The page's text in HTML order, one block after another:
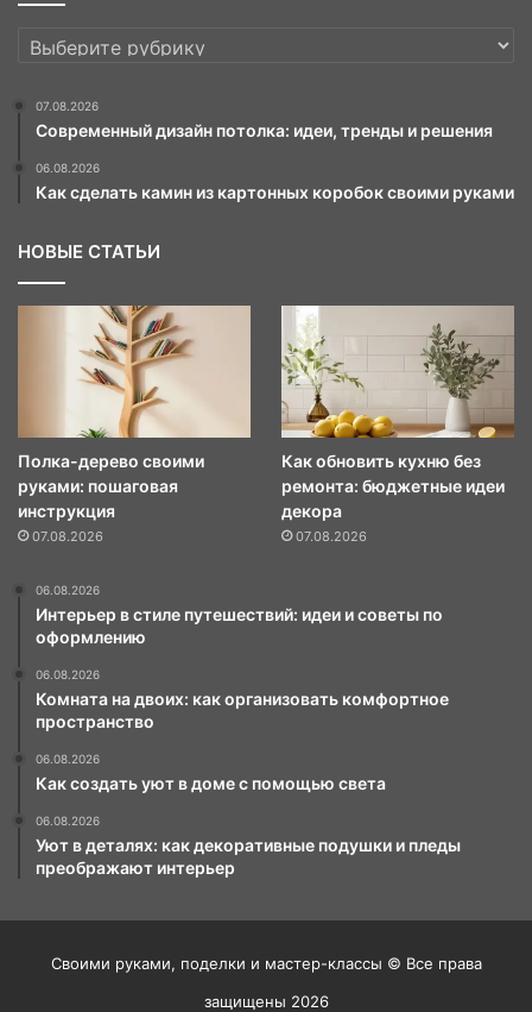
РУБРИКИ
07.08.2026
Современный дизайн потолка: идеи, тренды и решения
06.08.2026
Как сделать камин из картонных коробок своими руками
НОВЫЕ СТАТЬИ
Полка-дерево своими
руками: пошаговая
инструкция
07.08.2026
Как обновить кухню без
ремонта: бюджетные идеи
декора
07.08.2026
06.08.2026
Интерьер в стиле путешествий: идеи и советы по
оформлению
06.08.2026
Комната на двоих: как организовать комфортное
пространство
06.08.2026
Как создать уют в доме с помощью света
06.08.2026
Уют в деталях: как декоративные подушки и пледы
преображают интерьер
Своими руками, поделки и мастер-классы © Все права
защищены 2026